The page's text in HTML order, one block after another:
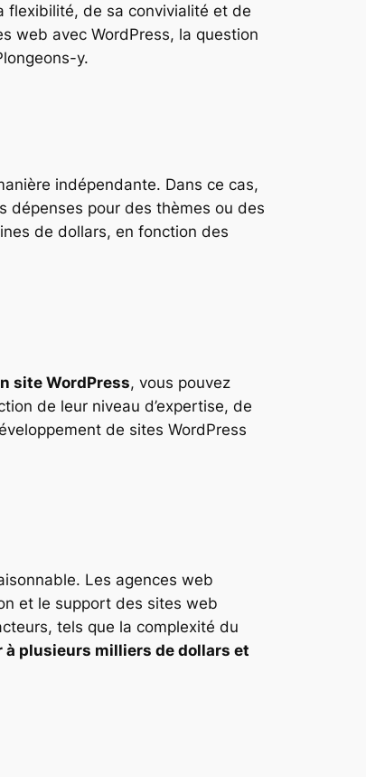
flexibilité, de sa convivialité et de
web avec WordPress, la question
y.
indépendante. Dans ce cas,
dépenses pour des thèmes ou des
de dollars, en fonction des
site WordPress, vous pouvez
de leur niveau d’expertise, de
de sites WordPress
Les agences web
et le support des sites web
tels que la complexité du
à plusieurs milliers de dollars et